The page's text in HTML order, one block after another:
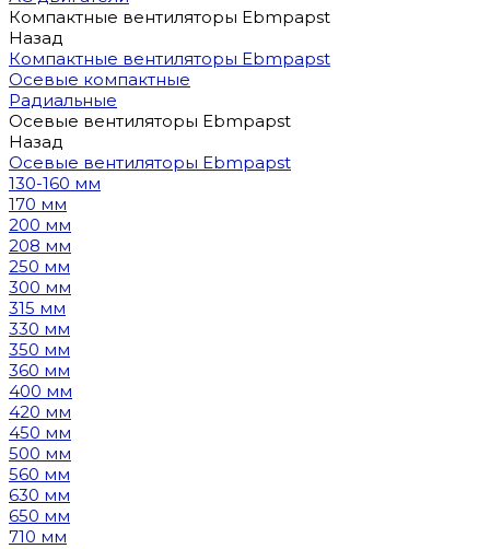
Компактные вентиляторы Ebmpapst
Назад
Компактные вентиляторы Ebmpapst
Осевые компактные
Радиальные
Осевые вентиляторы Ebmpapst
Назад
Осевые вентиляторы Ebmpapst
130-160 мм
170 мм
200 мм
208 мм
250 мм
300 мм
315 мм
330 мм
350 мм
360 мм
400 мм
420 мм
450 мм
500 мм
560 мм
630 мм
650 мм
710 мм